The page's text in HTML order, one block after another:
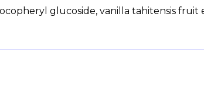
glucoside, vanilla tahitensis fruit